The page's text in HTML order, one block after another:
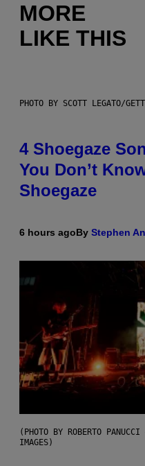
MORE
LIKE THIS
PHOTO BY SCOTT LEGATO/
4 Shoegaze
You Don’t
Shoegaze
6 hours agoBy Stephen
(PHOTO BY ROBERTO
IMAGES)